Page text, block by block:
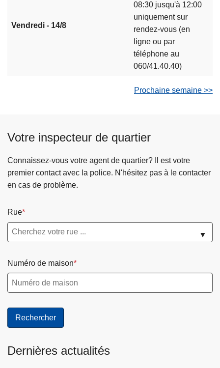
Vendredi - 14/8
08:30 jusqu'à 12:00
uniquement sur
rendez-vous (en
ligne ou par
téléphone au
060/41.40.40)
Prochaine semaine >>
Votre inspecteur de quartier
Connaissez-vous votre agent de quartier? Il est votre
premier contact avec la police. N'hésitez pas à le contacter
en cas de problème.
Rue
▼
Numéro de maison
Dernières actualités